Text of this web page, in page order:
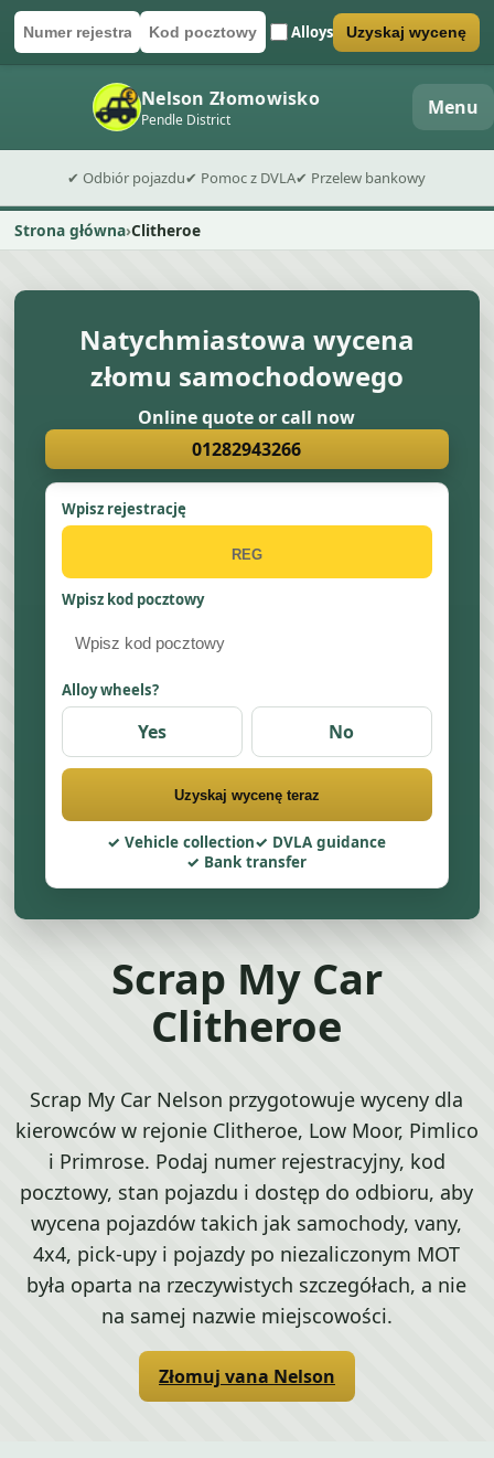
Numer rejestracyjny
Kod pocztowyAlloys
Wyślij formularz wyceny Uzyskaj wycenę
Nelson Złomowisko
Pendle District Menu
✔ Odbiór pojazdu✔ Pomoc z DVLA✔ Przelew bankowy
Strona główna Clitheroe
Natychmiastowa wycena
złomu samochodowego
Online quote or call now
01282943266
Wpisz rejestrację
Wpisz kod pocztowy
Alloy wheels?
Yes No
Uzyskaj wycenę teraz
Vehicle collection
DVLA guidance
Bank transfer
Scrap My Car
Clitheroe
Scrap My Car Nelson przygotowuje wyceny dla
kierowców w rejonie Clitheroe, Low Moor, Pimlico
i Primrose. Podaj numer rejestracyjny, kod
pocztowy, stan pojazdu i dostęp do odbioru, aby
wycena pojazdów takich jak samochody, vany,
4x4, pick-upy i pojazdy po niezaliczonym MOT
była oparta na rzeczywistych szczegółach, a nie
na samej nazwie miejscowości.
Złomuj vana Nelson